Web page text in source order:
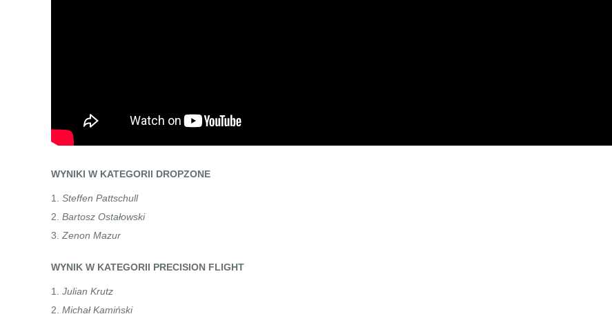
WYNIKI W KATEGORII DROPZONE
Steffen Pattschull
Bartosz Ostałowski
Zenon Mazur
WYNIK W KATEGORII PRECISION FLIGHT
Julian Krutz
Michał Kamiński